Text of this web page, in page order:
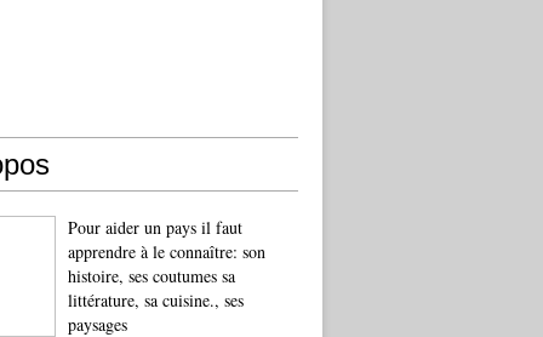
Pour aider un pays il faut
apprendre à le connaître: son
histoire, ses coutumes sa
littérature, sa cuisine., ses
paysages